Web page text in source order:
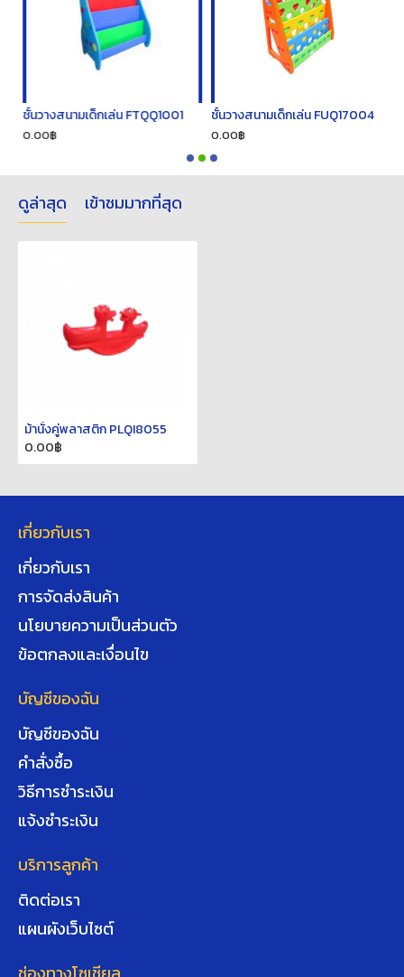
ชั้นวางสนามเด็กเล่น FTQQ1001
0.00฿
ชั้นวางสนามเด็กเล่น FUQ17004
0.00฿
ดูล่าสุด เข้าชมมากที่สุด
ม้านั่งคู่พลาสติก PLQI8055
0.00฿
เกี่ยวกับเรา
เกี่ยวกับเรา
การจัดส่งสินค้า
นโยบายความเป็นส่วนตัว
ข้อตกลงและเงื่อนไข
บัญชีของฉัน
บัญชีของฉัน
คำสั่งซื้อ
วิธีการชำระเงิน
แจ้งชำระเงิน
บริการลูกค้า
ติดต่อเรา
แผนผังเว็บไซต์